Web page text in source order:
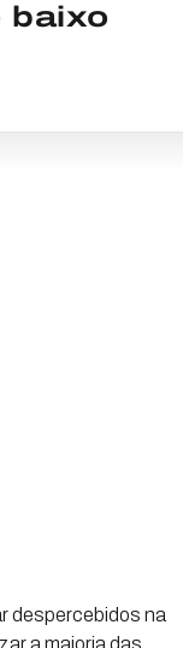
baixo
despercebidos na
a maioria das